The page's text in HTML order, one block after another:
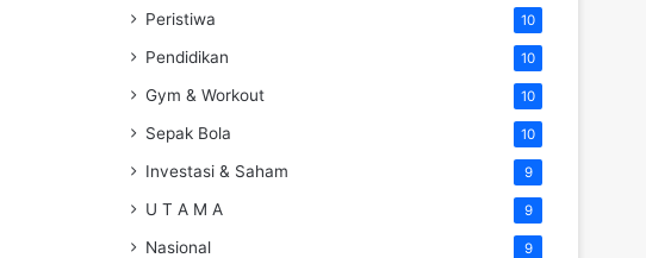
Peristiwa 10
Pendidikan 10
Gym & Workout 10
Sepak Bola 10
Investasi & Saham 9
U T A M A 9
Nasional 9